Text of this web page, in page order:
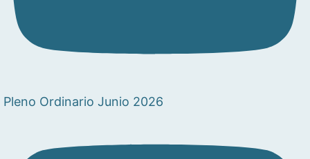
Pleno Ordinario Junio 2026